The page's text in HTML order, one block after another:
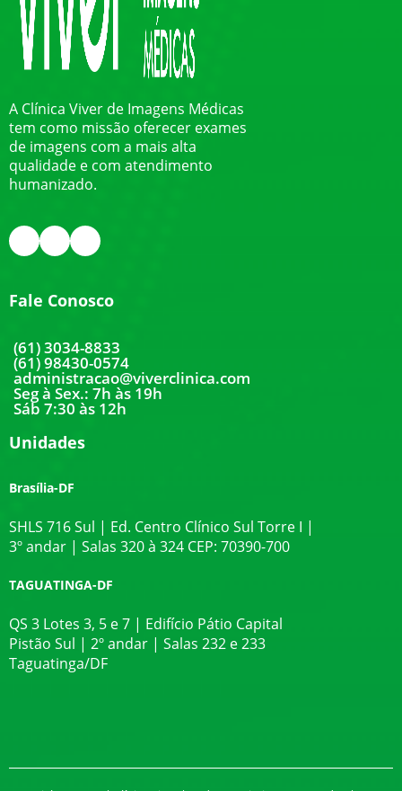
A Clínica Viver de Imagens Médicas
tem como missão oferecer exames
de imagens com a mais alta
qualidade e com atendimento
humanizado.
Fale Conosco
(61) 3034-8833
(61) 98430-0574
administracao@viverclinica.com
Seg à Sex.: 7h às 19h
Sáb 7:30 às 12h
Unidades
Brasília-DF
SHLS 716 Sul | Ed. Centro Clínico Sul Torre I |
3º andar | Salas 320 à 324 CEP: 70390-700
TAGUATINGA-DF
QS 3 Lotes 3, 5 e 7 | Edifício Pátio Capital
Pistão Sul | 2º andar | Salas 232 e 233
Taguatinga/DF